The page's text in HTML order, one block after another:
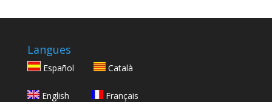
Langues
Español Català
English Français